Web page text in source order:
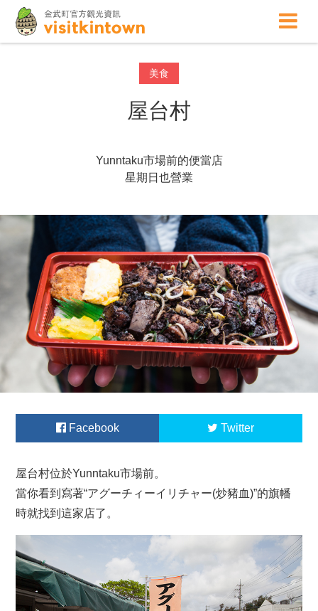
美食
屋台村
Yunntaku市場前的便當店
星期日也營業
Facebook Twitter
屋台村位於Yunntaku市場前。
當你看到寫著“アグーチィーイリチャー(炒豬血)”的旗幡
時就找到這家店了。